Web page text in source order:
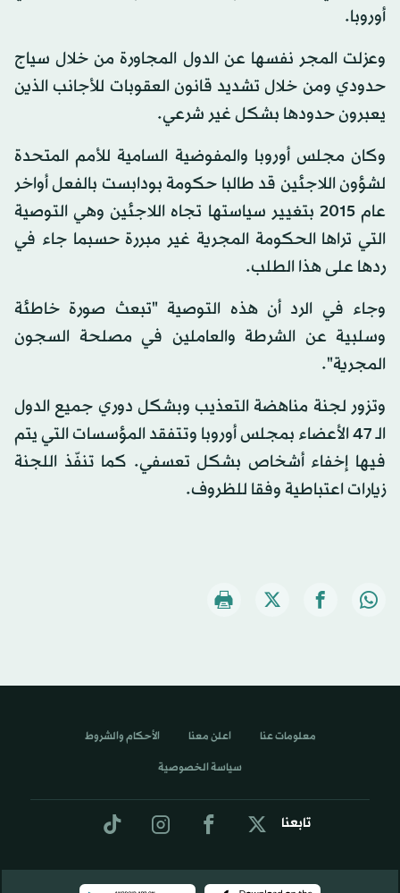
أوروبا.
وعزلت المجر نفسها عن الدول المجاورة من خلال سياج
حدودي ومن خلال تشديد قانون العقوبات للأجانب الذين
يعبرون حدودها بشكل غير شرعي.
وكان مجلس أوروبا والمفوضية السامية للأمم المتحدة
لشؤون اللاجئين قد طالبا حكومة بودابست بالفعل أواخر
عام 2015 بتغيير سياستها تجاه اللاجئين وهي التوصية
التي تراها الحكومة المجرية غير مبررة حسبما جاء في
ردها على هذا الطلب.
وجاء في الرد أن هذه التوصية "تبعث صورة خاطئة
وسلبية عن الشرطة والعاملين في مصلحة السجون
المجرية".
وتزور لجنة مناهضة التعذيب وبشكل دوري جميع الدول
الـ 47 الأعضاء بمجلس أوروبا وتتفقد المؤسسات التي يتم
فيها إخفاء أشخاص بشكل تعسفي. كما تنفّذ اللجنة
زيارات اعتباطية وفقا للظروف.
تابعنا
معلومات عنا اعلن معنا الأحكام والشروط
سياسة الخصوصية